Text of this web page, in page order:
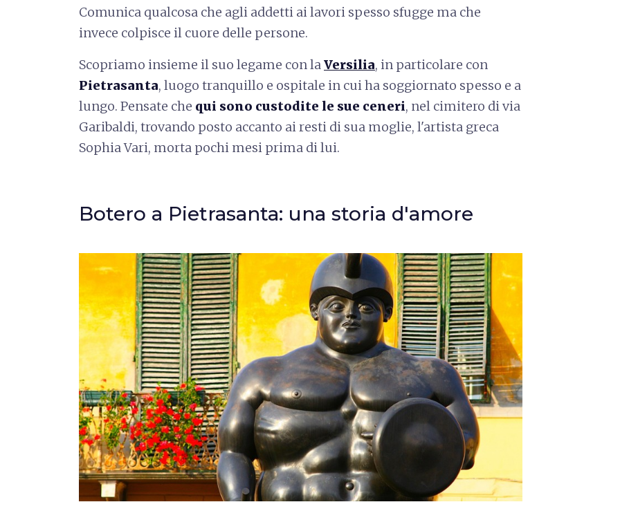
Comunica qualcosa che agli addetti ai lavori spesso sfugge ma che
invece colpisce il cuore delle persone.
Scopriamo insieme il suo legame con laVersilia, in particolare con
Pietrasanta, luogo tranquillo e ospitale in cui ha soggiornato spesso e a
lungo. Pensate che qui sono custodite le sue ceneri, nel cimitero di via
Garibaldi, trovando posto accanto ai resti di sua moglie, l'artista greca
Sophia Vari, morta pochi mesi prima di lui.
Botero a Pietrasanta: una storia d'amore